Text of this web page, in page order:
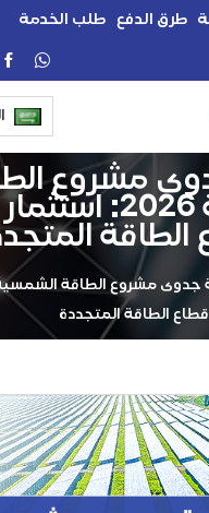
طرق الدفع طلب الخدمة
مشروع
الشمسية 2026:
الطاقة المتجددة